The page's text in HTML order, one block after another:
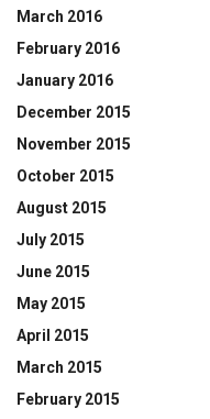
March 2016
February 2016
January 2016
December 2015
November 2015
October 2015
August 2015
July 2015
June 2015
May 2015
April 2015
March 2015
February 2015